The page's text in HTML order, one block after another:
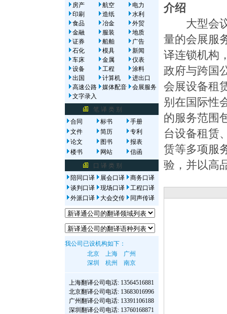
房产
航空
电力
印刷
造纸
水利
食品
冶金
外贸
金融
服装
地质
证券
船舶
广告
石化
模具
新闻
车床
金属
仪表
设备
工程
涂料
出国
计算机
进出口
高速公路
媒体配音
会展服务
文字录入
笔 译 类 别
合同
标书
手册
文件
简历
专利
论文
图书
报表
楼书
网站
信函
口 译 类 别
陪同口译
展会口译
商务口译
谈判口译
现场口译
工程口译
外派口译
大会交传 同声传译
我公司已设机构如下：
北京
上海
广州
深圳
杭州 南京
上海翻译公司 电话: 13564516881
北京翻译公司 电话: 13683016996
广州翻译公司 电话: 13391106188
深圳翻译公司 电话: 13760168871
介绍
大型会议
量的会展服
译连锁机构
政府与跨国
会展设备租
别在国际性
的服务范围
台设备租赁
赁等多项服
验，并以高